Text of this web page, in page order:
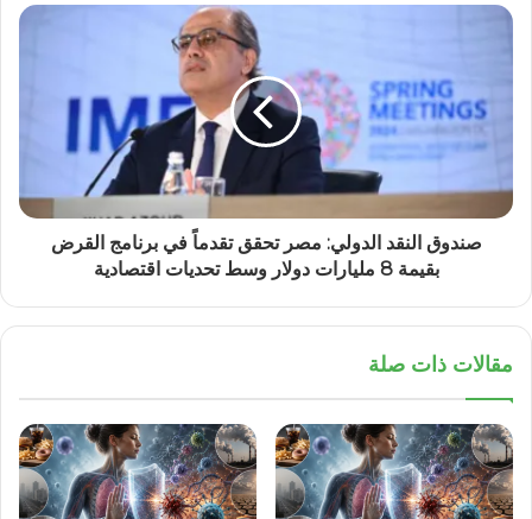
صندوق النقد الدولي: مصر تحقق تقدماً في برنامج القرض
بقيمة 8 مليارات دولار وسط تحديات اقتصادية
مقالات ذات صلة